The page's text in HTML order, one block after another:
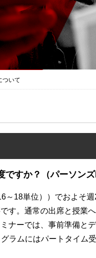
ついて
すか？（パーソンズ
～ 18単位））でおよそ週
す。通常の出席と授業
ナーでは、事前準備と
ラムにはパートタイム